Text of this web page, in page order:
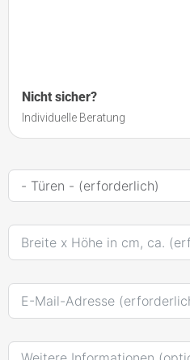
Nicht sicher?
Individuelle Beratung